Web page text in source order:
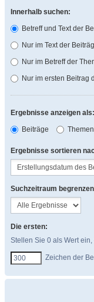
Innerhalb suchen:
Betreff und Text der
Nur im Text der
Nur im Betreff der
Nur im ersten Beitrag
Ergebnisse anzeigen als:
Beiträge
Themen
Ergebnisse sortieren
Suchzeitraum
Die ersten:
Stellen Sie 0 als Wert
Zeichen der